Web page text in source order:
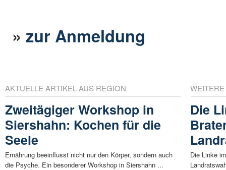
»zur Anmeldung
AKTUELLE ARTIKEL AUS REGION
Zweitägiger Workshop in
Siershahn: Kochen für die
Seele
Ernährung beeinflusst nicht nur den Körper, sondern auch
die Psyche. Ein besonderer Workshop in Siershahn ...
Die
Die Linke